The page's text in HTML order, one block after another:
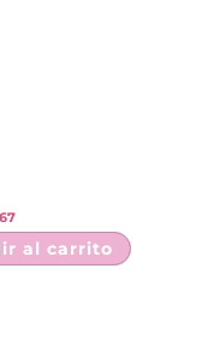
al carrito